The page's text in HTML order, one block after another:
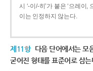
시 ‘-이/-히’가 붙은 ‘으레이
이는 인정하지 않는다.
제11항 다음 단어에서는 모
굳어진 형태를 표준어로 삼